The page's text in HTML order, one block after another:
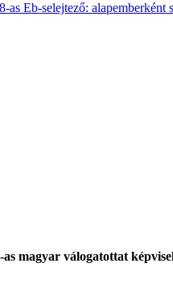
as Eb-selejtező: alapemberként
magyar válogatottat